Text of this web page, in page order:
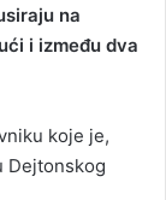
na
i između dva
koje je,
Dejtonskog